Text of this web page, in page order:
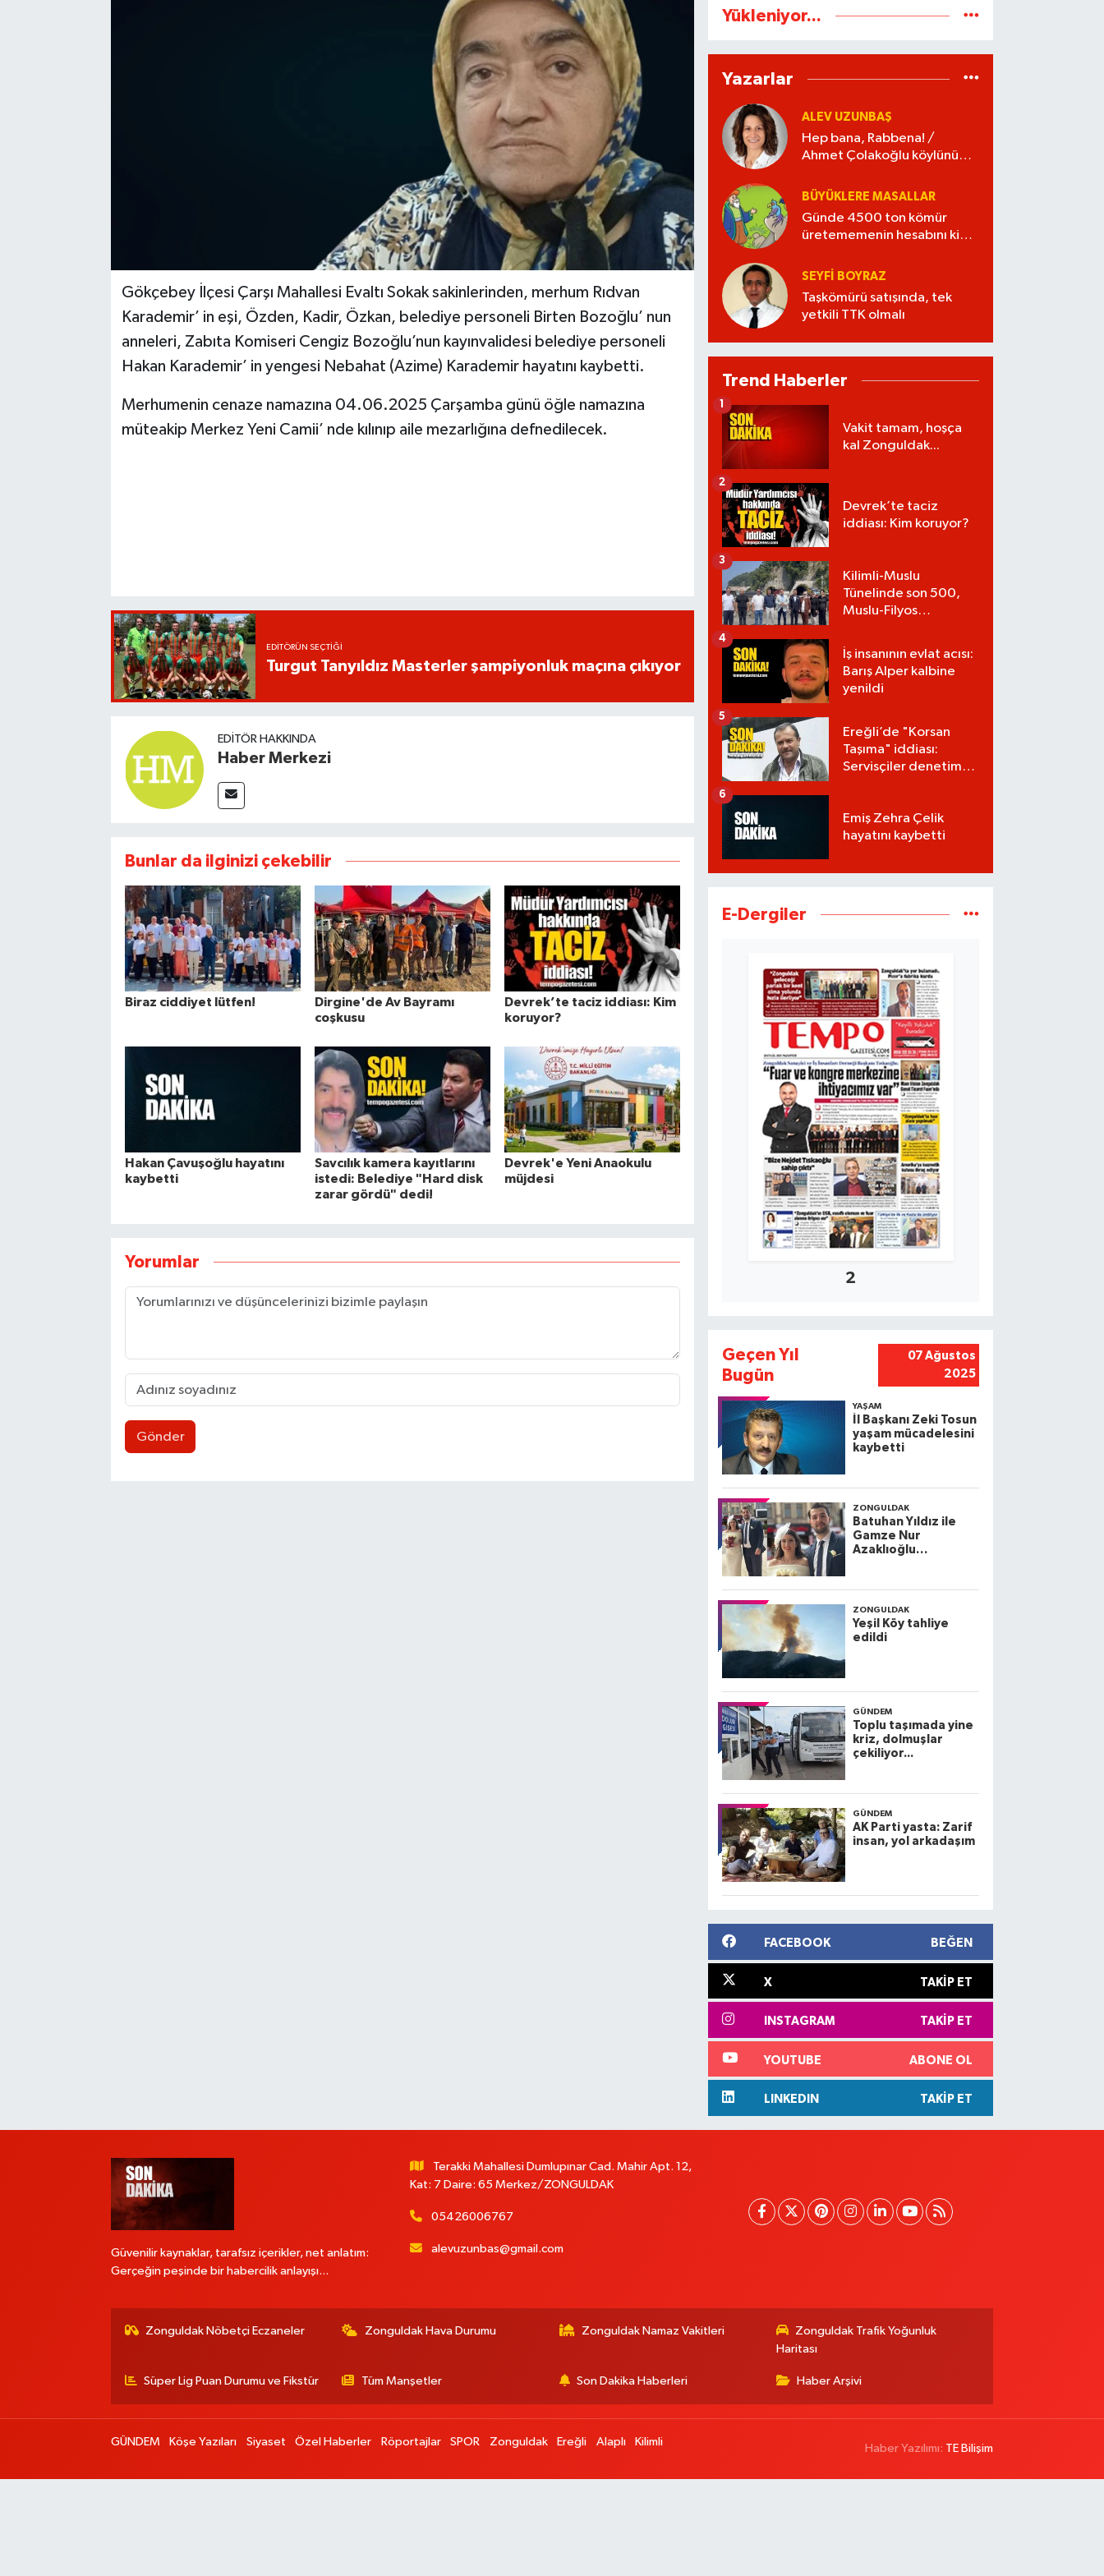
Gökçebey İlçesi Çarşı Mahallesi Evaltı Sokak sakinlerinden, merhum Rıdvan
Karademir’ in eşi, Özden, Kadir, Özkan, belediye personeli Birten Bozoğlu’ nun
anneleri, Zabıta Komiseri Cengiz Bozoğlu’nun kayınvalidesi belediye personeli
Hakan Karademir’ in yengesi Nebahat (Azime) Karademir hayatını kaybetti.
Merhumenin cenaze namazına 04.06.2025 Çarşamba günü öğle namazına
müteakip Merkez Yeni Camii’ nde kılınıp aile mezarlığına defnedilecek.
EDITÖRÜN SEÇTIĞI
Turgut Tanyıldız Masterler şampiyonluk maçına çıkıyor
EDITÖR HAKKINDA
Haber Merkezi
Bunlar da ilginizi çekebilir
Biraz ciddiyet lütfen!
Dirgine'de Av Bayramı
coşkusu
Devrek’te taciz iddiası: Kim
koruyor?
Hakan Çavuşoğlu hayatını
kaybetti
Savcılık kamera kayıtlarını
istedi: Belediye "Hard disk
zarar gördü" dedi!
Devrek'e Yeni Anaokulu
müjdesi
Yorumlar
Gönder
Yükleniyor...
Yazarlar
ALEV UZUNBAŞ
Hep bana, Rabbena! /
Ahmet Çolakoğlu köylünün
BÜYÜKLERE MASALLAR
Günde 4500 ton kömür
üretememenin hesabını kim
SEYFI BOYRAZ
Taşkömürü satışında, tek
yetkili TTK olmalı
Trend Haberler
Vakit tamam, hoşça
kal Zonguldak...
1
Devrek’te taciz
iddiası: Kim koruyor?
2
Kilimli-Muslu
Tünelinde son 500,
Muslu-Filyos
1.750 metre
3
İş insanının evlat acısı:
Barış Alper kalbine
yenildi
4
Ereğli’de "Korsan
Taşıma" iddiası:
Servisçiler denetim
5
Emiş Zehra Çelik
hayatını kaybetti
6
E-Dergiler
2
Geçen Yıl
Bugün
07 Ağustos
2025
YAŞAM
İl Başkanı Zeki Tosun
yaşam mücadelesini
kaybetti
ZONGULDAK
Batuhan Yıldız ile
Gamze Nur
Azaklıoğlu
ZONGULDAK
Yeşil Köy tahliye
edildi
GÜNDEM
Toplu taşımada yine
kriz, dolmuşlar
çekiliyor...
GÜNDEM
AK Parti yasta: Zarif
insan, yol arkadaşım
FACEBOOK BEĞEN
X TAKIP ET
INSTAGRAM TAKIP ET
YOUTUBE ABONE OL
LINKEDIN TAKIP ET
Güvenilir kaynaklar, tarafsız içerikler, net anlatım:
Gerçeğin peşinde bir habercilik anlayışı...
Terakki Mahallesi Dumlupınar Cad. Mahir Apt. 12,
Kat: 7 Daire: 65 Merkez/ZONGULDAK
05426006767
alevuzunbas@gmail.com
Zonguldak Nöbetçi Eczaneler Zonguldak Hava Durumu Zonguldak Namaz Vakitleri
Zonguldak Trafik Yoğunluk
Haritası
Süper Lig Puan Durumu ve Fikstür Tüm Manşetler Son Dakika Haberleri Haber Arşivi
GÜNDEM Köşe Yazıları Siyaset Özel Haberler Röportajlar SPOR Zonguldak Ereğli Alaplı Kilimli
Haber Yazılımı: TE Bilişim